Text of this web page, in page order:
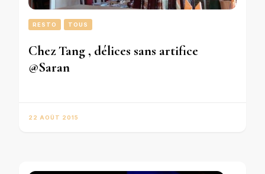
RESTO TOUS
Chez Tang , délices sans artifice
@Saran
22 AOÛT 2015